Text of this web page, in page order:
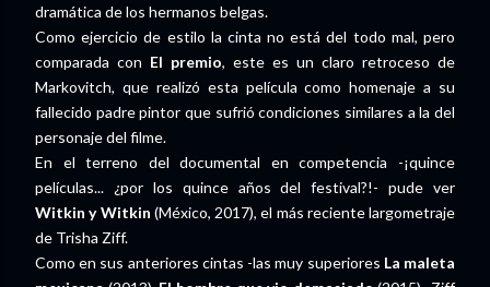
dramática de los hermanos belgas.
Como ejercicio de estilo la cinta no está del todo mal, pero
comparada con El premio, este es un claro retroceso de
Markovitch, que realizó esta película como homenaje a su
fallecido padre pintor que sufrió condiciones similares a la del
personaje del filme.
En el terreno del documental en competencia -¡quince
películas... ¿por los quince años del festival?!- pude ver
Witkin y Witkin (México, 2017), el más reciente largometraje
de Trisha Ziff.
Como en sus anteriores cintas -las muy superiores La maleta